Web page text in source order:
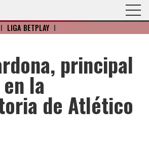
I LIGA BETPLAY I
principal
la
de Atlético